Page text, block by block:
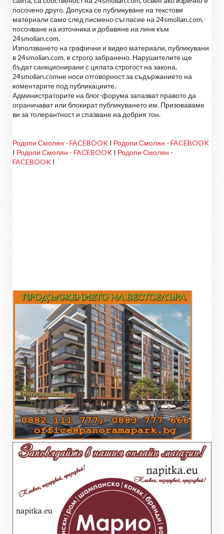
посочено друго. Допуска се публикуване на текстови
материали само след писмено съгласие на 24smolian.com,
посочване на източника и добавяне на линк към
24smolian.com.
Използването на графични и видео материали, публикувани
в 24smolian.com. е строго забранено. Нарушителите ще
бъдат санкционирани с цялата строгост на закона.
24smolian.comне носи отговорност за съдържанието на
коментарите под публикациите.
Администраторите на блог-форума запазват правото да
ограничават или блокират публикуването им. Призоваваме
ви за толерантност и спазване на добрия тон.
Родопи Смолян - FACEBOOK I Родопи Смолян - FACEBOOK
I Родопи Смолян - FACEBOOK I Родопи Смолян -
FACEBOOK I